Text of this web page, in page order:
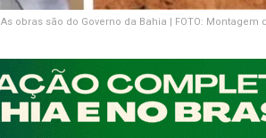
As obras são do Governo da Bahia | FOTO: